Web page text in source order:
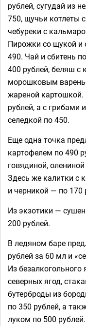
рублей, сугудай из
750, щучьи котлеты
чебуреки с
Пирожки со щукой и
490. Чай и сбитень
400 рублей, беляш с
морошковым
жареной картошкой.
рублей, а с грибами
селедкой по 450.
Еще одна точка
картофелем по 490
говядиной,
Здесь же калитки с
и черникой — по 170
Из экзотики —
200 рублей.
В ледяном баре
рублей за 60 мл и
Из
северных ягод,
бутерброды из
по 350 рублей, а
луком по 500